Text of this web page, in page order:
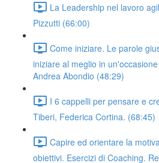
La Leadership nel lavoro
Pizzutti (66:00)
Come iniziare. Le parole
iniziare al meglio in
Andrea Abondio (48:29)
I 6 cappelli per pensare e
Tiberi, Federica Cortina. (68:45)
Capire ed orientare la
obiettivi. Esercizi di Coaching.